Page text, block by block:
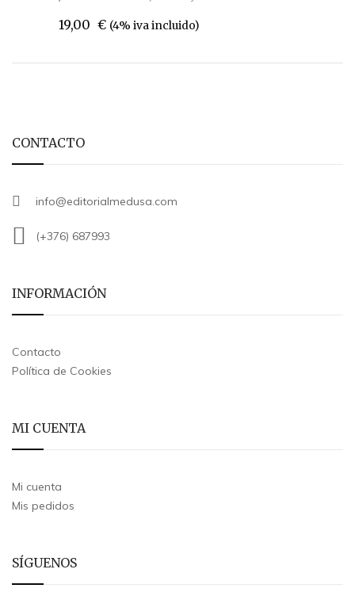
19,00 € (4% iva incluido)
CONTACTO
info@editorialmedusa.com
(+376) 687993
INFORMACIÓN
Contacto
Política de Cookies
MI CUENTA
Mi cuenta
Mis pedidos
SÍGUENOS